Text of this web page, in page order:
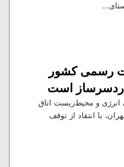
رسمی کشور
است
انرژی و محیط‌زیست اتاق
با انتقاد از توقف